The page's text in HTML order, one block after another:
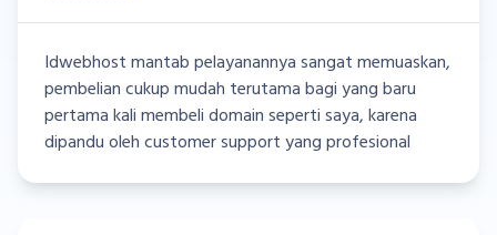
Idwebhost mantab pelayanannya sangat memuaskan,
pembelian cukup mudah terutama bagi yang baru
pertama kali membeli domain seperti saya, karena
dipandu oleh customer support yang profesional